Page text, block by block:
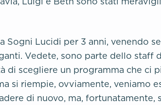
Sogni Lucidi per 3 anni, venendo
Vedete, sono parte dello staff
di scegliere un programma che ci
si riempie, ovviamente, veniamo
di nuovo, ma, fortunatamente,